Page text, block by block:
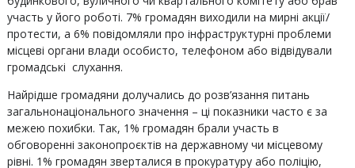
участь у його роботі. 7% громадян виходили на мирні акції/
протести, а 6% повідомляли про інфраструктурні проблеми
місцеві органи влади особисто, телефоном або відвідували
громадські слухання.
Найрідше громадяни долучались до розв’язання питань
загальнонаціонального значення – ці показники часто є за
межею похибки. Так, 1% громадян брали участь в
обговоренні законопроєктів на державному чи місцевому
рівні. 1% громадян зверталися в прокуратуру або поліцію,